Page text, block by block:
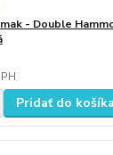
- Double
Pridať do košíka